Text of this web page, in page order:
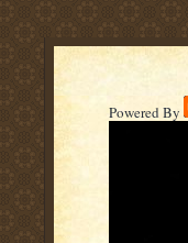
Powered By